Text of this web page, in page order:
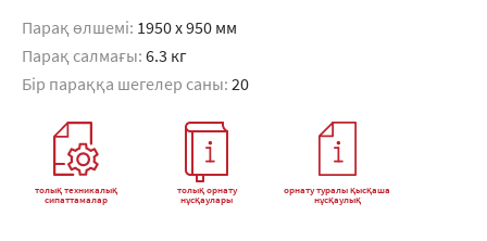
Парақ өлшемі: 1950 x 950 мм
Парақ салмағы: 6.3 кг
Бір параққа шегелер саны: 20
толық техникалық
сипаттамалар
толық орнату
нұсқаулары
орнату туралы қысқаша
нұсқаулық